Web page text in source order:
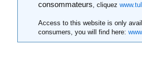
consommateurs, cliquez
Access to this website is only
consumers, you will find here: